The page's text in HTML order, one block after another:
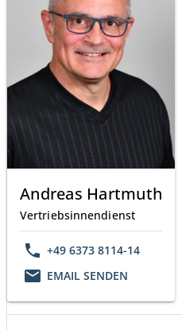
Andreas Hartmuth
Vertriebsinnendienst
phone +49 6373 8114-14
email EMAIL SENDEN